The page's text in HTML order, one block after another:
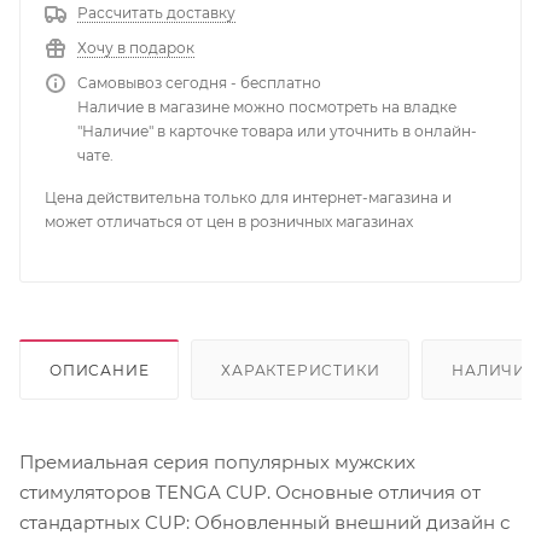
Рассчитать доставку
Хочу в подарок
Самовывоз сегодня - бесплатно
Наличие в магазине можно посмотреть на владке
"Наличие" в карточке товара или уточнить в онлайн-
чате.
Цена действительна только для интернет-магазина и
может отличаться от цен в розничных магазинах
ОПИСАНИЕ ХАРАКТЕРИСТИКИ НАЛИЧИЕ
Премиальная серия популярных мужских
стимуляторов TENGA CUP. Основные отличия от
стандартных CUP: Обновленный внешний дизайн с